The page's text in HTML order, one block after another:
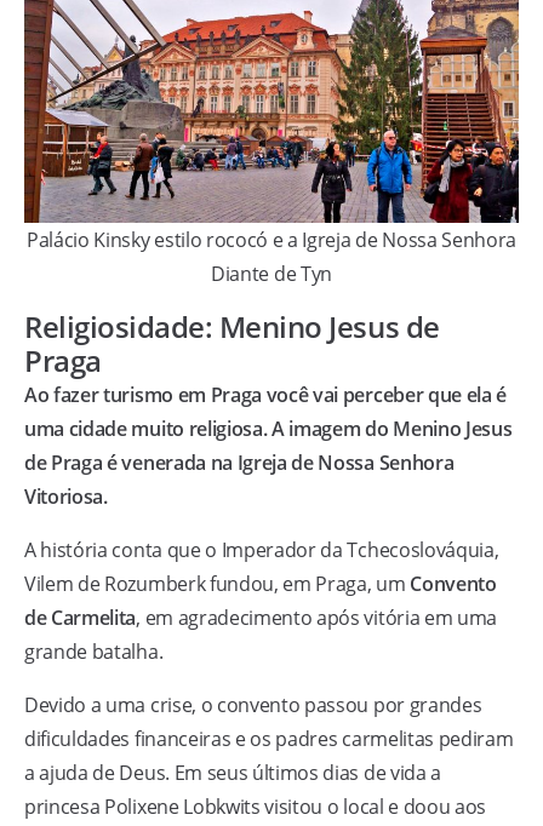
Palácio Kinsky estilo rococó e a Igreja de Nossa Senhora
Diante de Tyn
Religiosidade: Menino Jesus de
Praga
Ao fazer turismo em Praga você vai perceber que ela é
uma cidade muito religiosa. A imagem do Menino Jesus
de Praga é venerada na Igreja de Nossa Senhora
Vitoriosa.
A história conta que o Imperador da Tchecoslováquia,
Vilem de Rozumberk fundou, em Praga, um Convento
de Carmelita, em agradecimento após vitória em uma
grande batalha.
Devido a uma crise, o convento passou por grandes
dificuldades financeiras e os padres carmelitas pediram
a ajuda de Deus. Em seus últimos dias de vida a
princesa Polixene Lobkwits visitou o local e doou aos